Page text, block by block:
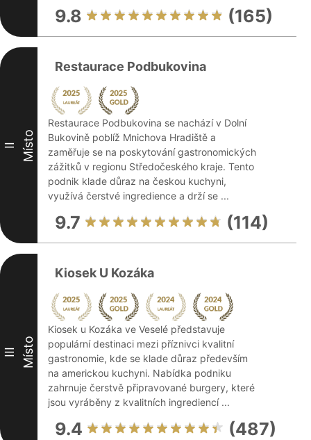
9.8 (165)
II Místo
Restaurace Podbukovina
Restaurace Podbukovina se nachází v Dolní
Bukovině poblíž Mnichova Hradiště a
zaměřuje se na poskytování gastronomických
zážitků v regionu Středočeského kraje. Tento
podnik klade důraz na českou kuchyni,
využívá čerstvé ingredience a drží se ...
9.7 (114)
III Místo
Kiosek U Kozáka
Kiosek u Kozáka ve Veselé představuje
populární destinaci mezi příznivci kvalitní
gastronomie, kde se klade důraz především
na americkou kuchyni. Nabídka podniku
zahrnuje čerstvě připravované burgery, které
jsou vyráběny z kvalitních ingrediencí ...
9.4 (487)